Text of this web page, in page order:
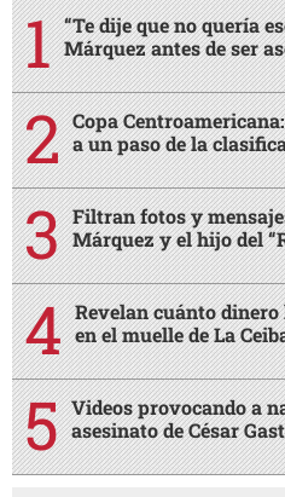
“Te dije que no quería
Márquez antes de ser
Copa
a un paso de la
Filtran fotos y
Márquez y el hijo del
Revelan cuánto
en el muelle de La
Videos provocando a
asesinato de César